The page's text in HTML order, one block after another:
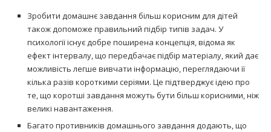
Зробити домашнє завдання більш корисним для дітей
також допоможе правильний підбір типів задач. У
психології існує добре поширена концепція, відома як
ефект інтервалу, що передбачає підбір матеріалу, який дає
можливість легше вивчати інформацію, переглядаючи її
кілька разів короткими серіями. Це підтверджує ідею про
те, що коротші завдання можуть бути більш корисними, ніж
великі навантаження.
Багато противників домашнього завдання додають, що